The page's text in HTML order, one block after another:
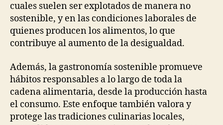
cuales suelen ser explotados de manera no
sostenible, y en las condiciones laborales de
quienes producen los alimentos, lo que
contribuye al aumento de la desigualdad.
Además, la gastronomía sostenible promueve
hábitos responsables a lo largo de toda la
cadena alimentaria, desde la producción hasta
el consumo. Este enfoque también valora y
protege las tradiciones culinarias locales,